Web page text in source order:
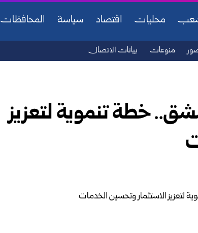
محليات اقتصاد سياسة المحافظات
منوعات بيانات الاتصال
خطة تنموية لتعزيز